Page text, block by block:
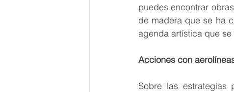
puedes encontrar
de madera que se ha
agenda artística que se
Acciones con
Sobre las estrategias